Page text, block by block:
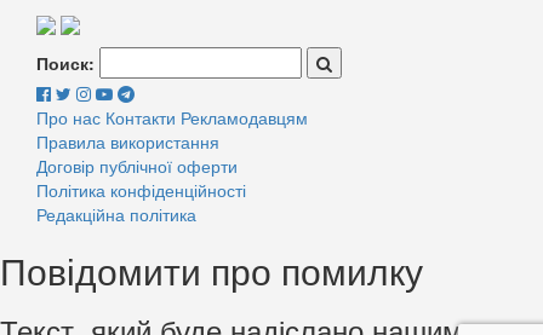
Поиск:
Про нас Контакти Рекламодавцям
Правила використання
Договір публічної оферти
Політика конфіденційності
Редакційна політика
Повідомити про помилку